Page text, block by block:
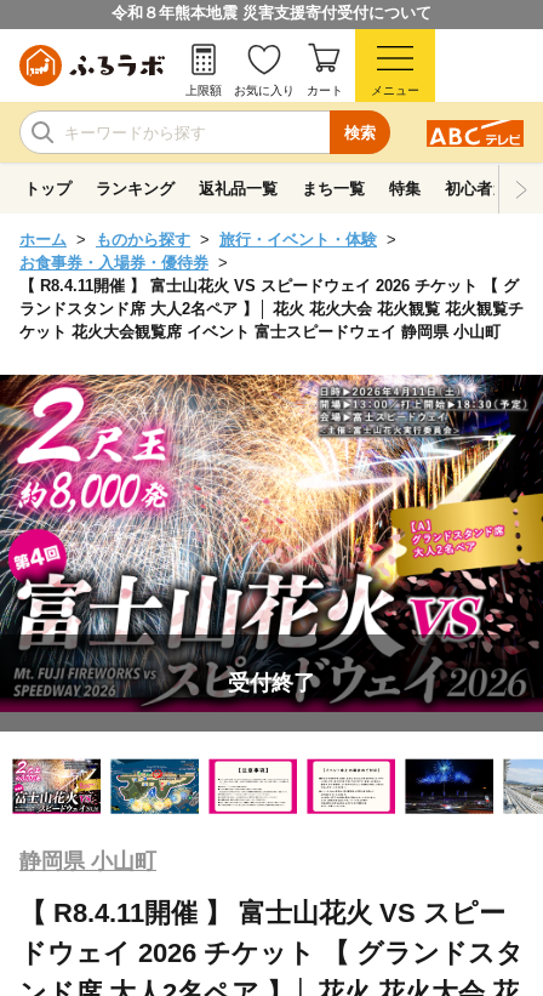
令和８年熊本地震 災害支援寄付受付について
検索
上限額 お気に入り カート メニュー
トップ ランキング 返礼品一覧 まち一覧 特集 初心者ガイド
ホーム ものから探す
旅行・イベント・体験
お食事券・入場券・優待券
【 R8.4.11開催 】 富士山花火 VS スピードウェイ 2026 チケット 【 グ
ランドスタンド席 大人2名ペア 】│ 花火 花火大会 花火観覧 花火観覧チ
ケット 花火大会観覧席 イベント 富士スピードウェイ 静岡県 小山町
受付終了
静岡県 小山町
【 R8.4.11開催 】 富士山花火 VS スピー
ドウェイ 2026 チケット 【 グランドスタ